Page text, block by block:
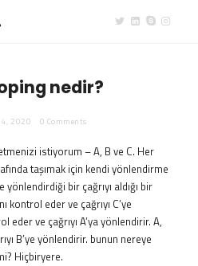
nedir?
2020 0 Comments
istiyorum – A, B ve C. Her
taşımak için kendi yönlendirme
yönlendirdiği bir çağrıyı aldığı bir
kontrol eder ve çağrıyı C’ye
eder ve çağrıyı A’ya yönlendirir. A,
B’ye yönlendirir. bunun nereye
Hiçbiryere.